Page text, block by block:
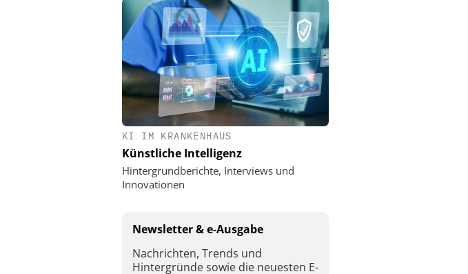
KI IM KRANKENHAUS
Künstliche Intelligenz
Hintergrundberichte, Interviews und
Innovationen
Newsletter & e-Ausgabe
Nachrichten, Trends und
Hintergründe sowie die neuesten E-